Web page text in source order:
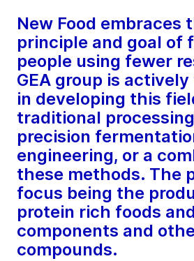
New Food embraces
principle and goal of
people using fewer
GEA group is
in developing this
traditional
precision
engineering, or a
these methods. The
focus being the
protein rich foods
components and
compounds.